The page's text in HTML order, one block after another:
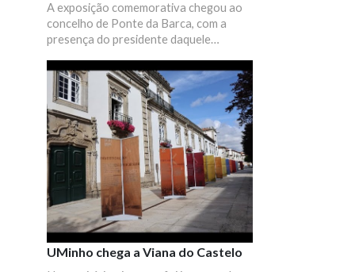
A exposição comemorativa chegou ao
concelho de Ponte da Barca, com a
presença do presidente daquele
reitora para a Comunicação
Institucional da UMinho, Teresa Ruão, e
do diretor da Casa do Conhecimento da
UMinho, José Gabriel Andrade, entre
outros representantes destas
instituições. A cerimónia contou com
momentos musicais por alunos da
Academia de Música de Ponte da Barca
e terminou com um Verde de Honra, no
"Mercado de Natal" local.
UMinho chega a Viana do Castelo